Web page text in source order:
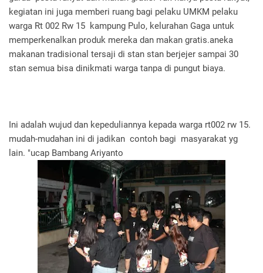
kegiatan ini juga memberi ruang bagi pelaku UMKM pelaku
warga Rt 002 Rw 15 kampung Pulo, kelurahan Gaga untuk
memperkenalkan produk mereka dan makan gratis.aneka
makanan tradisional tersaji di stan stan berjejer sampai 30
stan semua bisa dinikmati warga tanpa di pungut biaya.
Ini adalah wujud dan kepeduliannya kepada warga rt002 rw 15.
mudah-mudahan ini di jadikan contoh bagi masyarakat yg
lain. "ucap Bambang Ariyanto